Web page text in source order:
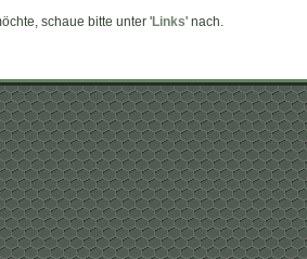
schaue bitte unter 'Links' nach.